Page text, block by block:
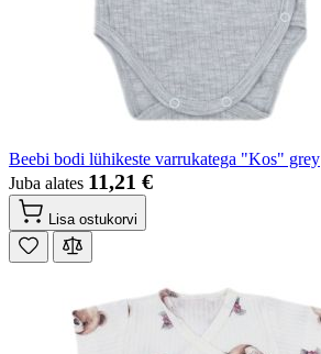
Beebi bodi lühikeste varrukatega "Kos" grey
Juba alates 11,21 €
Lisa ostukorvi